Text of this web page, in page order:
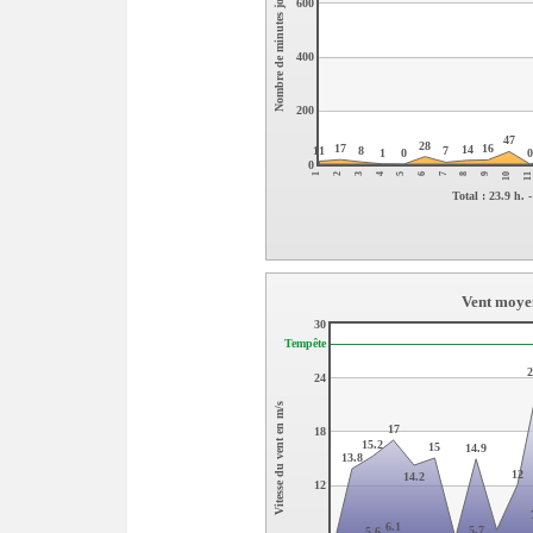
1 2 3 4 5 6 7 8 9 10 11
0
200
400
600
Total : 23.9 h.
11 17 8 1 0
28 7 14 16
47
0
12
18
24
30
Vitesse du vent en m/s
Tempête
6.1 5.7
13.8
15.2
17
14.2
15
14.9
12
Vent